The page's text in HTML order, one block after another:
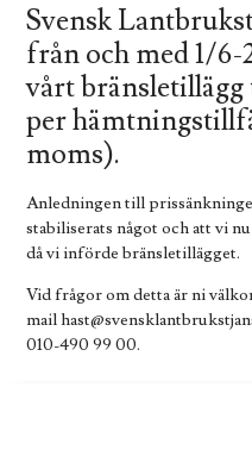
Svensk
från och med 1/
vårt
per
moms).
Anledningen till
stabiliserats något och att vi
då vi införde bränsletillägget.
Vid frågor om detta är ni
mail
010-490 99 00.